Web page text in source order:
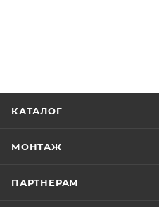
КАТАЛОГ
МОНТАЖ
ПАРТНЕРАМ